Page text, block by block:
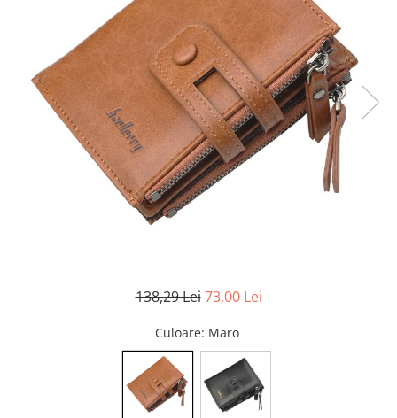
138,29 Lei 73,00 Lei
Culoare: Maro